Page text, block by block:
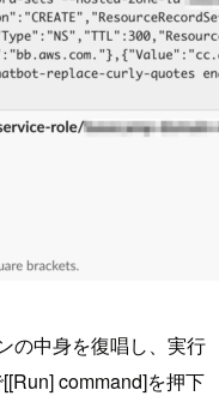
の中身を復唱し、実行
command]を押下